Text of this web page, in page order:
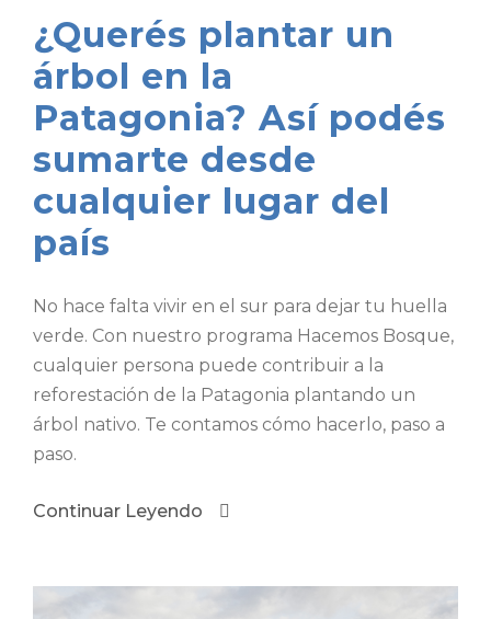
¿Querés plantar un
árbol en la
Patagonia? Así podés
sumarte desde
cualquier lugar del
país
No hace falta vivir en el sur para dejar tu huella
verde. Con nuestro programa Hacemos Bosque,
cualquier persona puede contribuir a la
reforestación de la Patagonia plantando un
árbol nativo. Te contamos cómo hacerlo, paso a
paso.
Continuar Leyendo